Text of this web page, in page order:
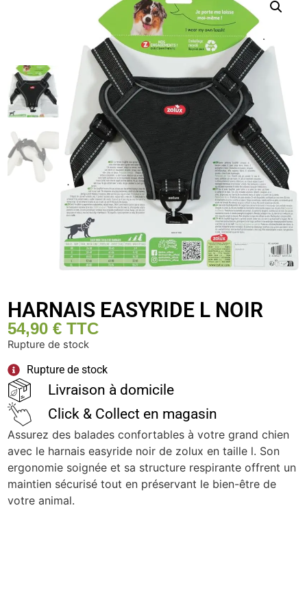
HARNAIS EASYRIDE L NOIR
54,90€ TTC
Rupture de stock
Rupture de stock
Livraison à domicile
Click & Collect en magasin
Assurez des balades confortables à votre grand chien
avec le harnais easyride noir de zolux en taille l. Son
ergonomie soignée et sa structure respirante offrent un
maintien sécurisé tout en préservant le bien-être de
votre animal.